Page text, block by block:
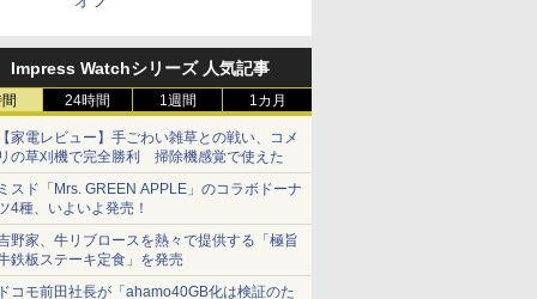
Impress Watchシリーズ 人気記事
24時間 1週間 1カ月
家電レビュー】手ごわい雑草との戦い、コメ
の草刈機で完全勝利 掃除機感覚で使えた
スド「Mrs. GREEN APPLE」のコラボドーナ
4種、いよいよ発売！
野家、牛リブロースを熱々で提供する「極旨
鉄板ステーキ定食」を発売
コモ前田社長が「ahamo40GB化は検証のた